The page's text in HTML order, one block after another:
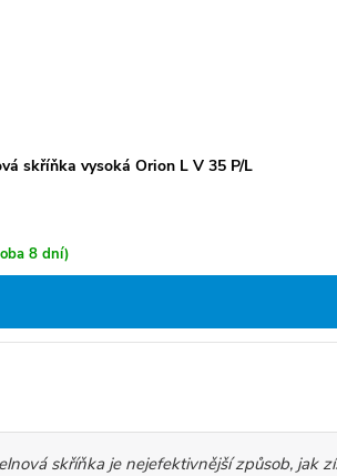
skříňka vysoká Orion L V 35 P/L
8 dní)
skříňka je nejefektivnější způsob, jak